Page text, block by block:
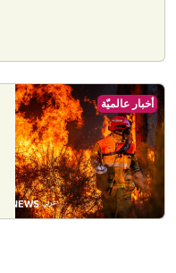
أخبار عالميّة